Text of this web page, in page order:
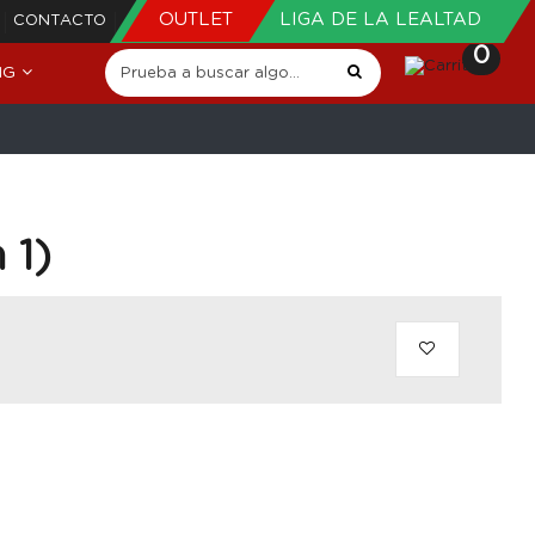
CONTACTO OUTLET LIGA DE LA LEALTAD
0
1)